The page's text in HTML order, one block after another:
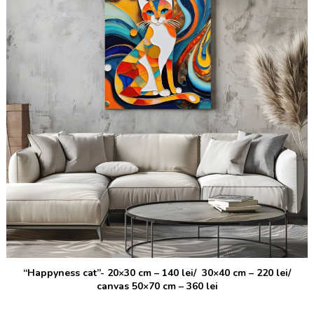
“Happyness cat”- 20×30 cm – 140 lei/ 30×40 cm – 220 lei/
canvas 50×70 cm – 360 lei